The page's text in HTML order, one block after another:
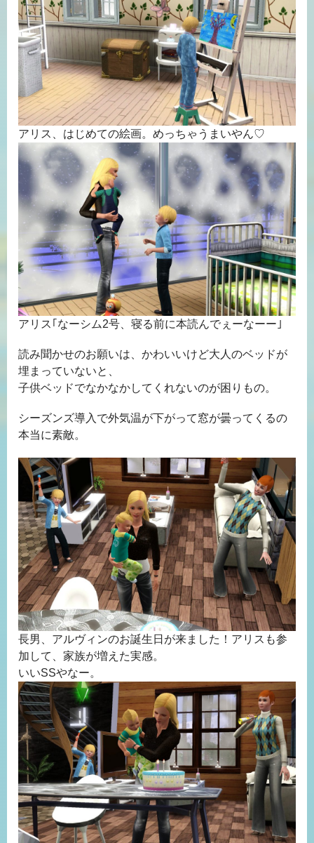
アリス、はじめての絵画。めっちゃうまいやん♡
アリス｢なーシム2号、寝る前に本読んでぇーなーー｣
読み聞かせのお願いは、かわいいけど大人のベッドが
埋まっていないと、
子供ベッドでなかなかしてくれないのが困りもの。
シーズンズ導入で外気温が下がって窓が曇ってくるの
本当に素敵。
長男、アルヴィンのお誕生日が来ました！アリスも参
加して、家族が増えた実感。
いいSSやなー。